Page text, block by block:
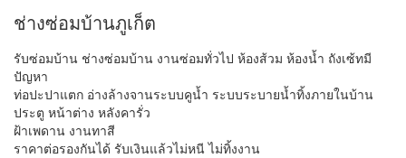
ช่างซ่อมบ้านภูเก็ต
รับซ่อมบ้าน ช่างซ่อมบ้าน งานซ่อมทั่วไป ห้องส้วม ห้องน้ำ ถังเซ้ทมี
ปัญหา
ท่อปะปาแตก อ่างล้างจานระบบคูน้ำ ระบบระบายน้ำทิ้งภายในบ้าน
ประตู หน้าต่าง หลังคารั่ว
ฝ้าเพดาน งานทาสี
ราคาต่อรองกันได้ รับเงินแล้วไม่หนี ไม่ทิ้งงาน